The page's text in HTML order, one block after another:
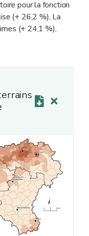
pour la fonction
(+ 26,2 %), La
(+ 24,1 %),